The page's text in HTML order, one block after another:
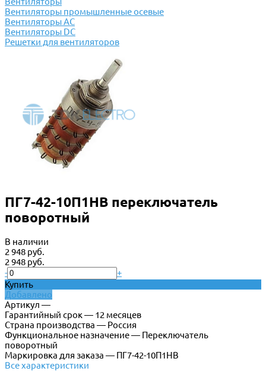
Вентиляторы промышленные осевые
Вентиляторы АС
Вентиляторы DC
Решетки для вентиляторов
ПГ7-42-10П1НВ переключатель
поворотный
В наличии
2 948 руб.
2 948 руб.
-
+
Купить
Добавлено
Артикул —
Гарантийный срок — 12 месяцев
Страна производства — Россия
Функциональное назначение — Переключатель
поворотный
Маркировка для заказа — ПГ7-42-10П1НВ
Все характеристики